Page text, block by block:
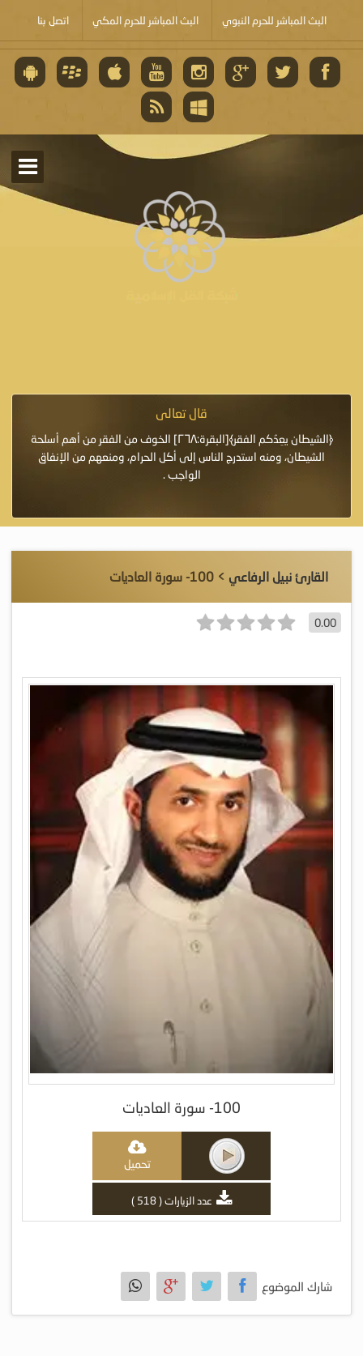
البث المباشر للحرم النبوي البث المباشر للحرم المكي اتصل بنا
قال تعالى
﴿الشيطان يعِدُكم الفقر﴾[البقرة:٢٦٨] الخوف من الفقر من أهم أسلحة
الشيطان، ومنه استدرج الناس إلى أكل الحرام، ومنعهم من الإنفاق
الواجب .
القارئ نبيل الرفاعي > 100- سورة العاديات
0.00
100- سورة العاديات
تحميل
عدد الزيارات ( 518 )
شارك الموضوع